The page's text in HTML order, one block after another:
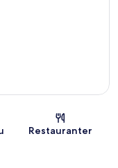
Restauranter